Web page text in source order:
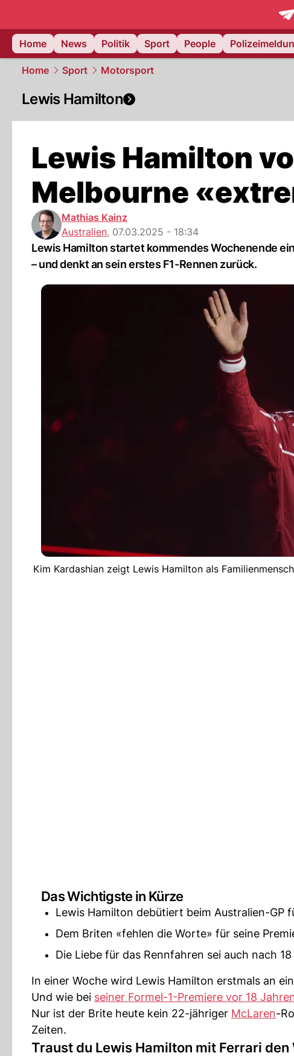
Home
News Politik Sport People
Home Sport Motorsport
Lewis Hamilton
Lewis Hamilton
Melbourne
Mathias Kainz
Australien, 07.03.2025 - 18:34
Lewis Hamilton startet kommendes Wochenende
– und denkt an sein erstes F1-Rennen zurück.
Kim Kardashian zeigt Lewis Hamilton als
Das Wichtigste in Kürze
Lewis Hamilton debütiert beim Australien-GP
Dem Briten «fehlen die Worte» für seine
Die Liebe für das Rennfahren sei auch nach
In einer Woche wird Lewis Hamilton erstmals an
Und wie bei seiner Formel-1-Premiere vor 18
Nur ist der Brite heute kein 22-jähriger McLaren-
Zeiten.
Traust du Lewis Hamilton mit Ferrari